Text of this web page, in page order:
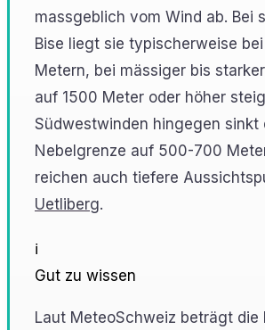
massgeblich vom Wind ab. Bei
Bise liegt sie typischerweise
Metern, bei mässiger bis
auf 1500 Meter oder höher
Südwestwinden hingegen sinkt
Nebelgrenze auf 500-700
reichen auch tiefere
Uetliberg.
ℹ️
Gut zu wissen
Laut MeteoSchweiz beträgt